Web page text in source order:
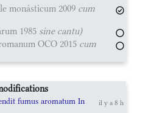
monásticum 2009 cum
1985 sine cantu)
OCO 2015 cum
fumus aromatum In il y a 8 h